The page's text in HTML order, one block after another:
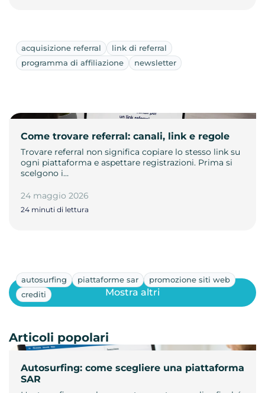
acquisizione referral
link di referral
programma di affiliazione
newsletter
Come trovare referral: canali, link e regole
Trovare referral non significa copiare lo stesso link su
ogni piattaforma e aspettare registrazioni. Prima si
scelgono i…
24 maggio 2026
24 minuti di lettura
autosurfing piattaforme sar
promozione siti web
crediti
Autosurfing: come scegliere una piattaforma
SAR
Mostra altri
Articoli popolari